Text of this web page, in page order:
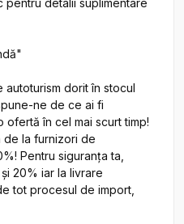
detalii suplimentare
autoturism dorit în stocul
ne de ce ai fi
ofertă în cel mai scurt timp!
de la furnizori de
Pentru siguranța ta,
20% iar la livrare
tot procesul de import,